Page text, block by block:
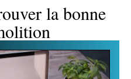
la bonne